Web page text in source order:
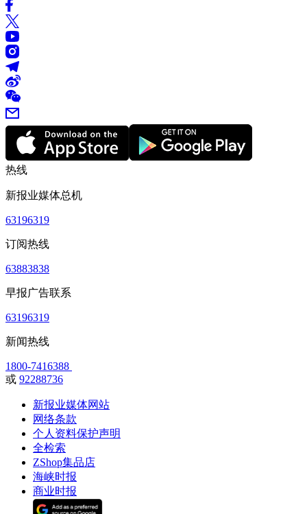
热线
新报业媒体总机
63196319
订阅热线
63883838
早报广告联系
63196319
新闻热线
1800-7416388
或 92288736
新报业媒体网站
网络条款
个人资料保护声明
全检索
ZShop集品店
海峡时报
商业时报